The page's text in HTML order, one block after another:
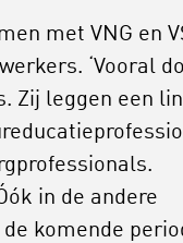
met VNG en
‘Vooral
Zij leggen een
in de andere
komende